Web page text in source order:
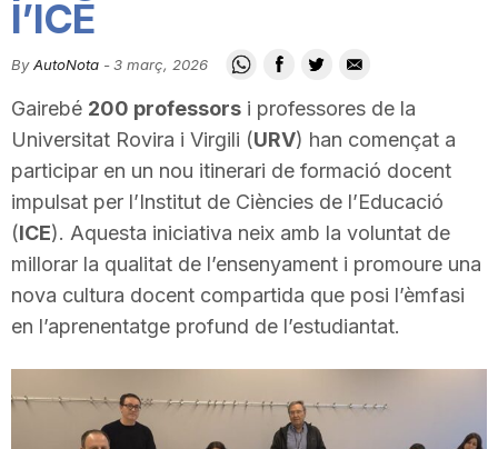
t
a
t
l’ICE
By AutoNota -3 març, 2026
Gairebé 200 professors i professores de la
Universitat Rovira i Virgili (URV) han començat a
participar en un nou itinerari de formació docent
impulsat per l’Institut de Ciències de l’Educació
(ICE). Aquesta iniciativa neix amb la voluntat de
millorar la qualitat de l’ensenyament i promoure una
nova cultura docent compartida que posi l’èmfasi
en l’aprenentatge profund de l’estudiantat.